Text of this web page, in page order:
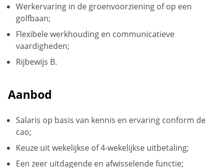
Werkervaring in de groenvoorziening of op een
golfbaan;
Flexibele werkhouding en communicatieve
vaardigheden;
Rijbewijs B.
Aanbod
Salaris op basis van kennis en ervaring conform de
cao;
Keuze uit wekelijkse of 4-wekelijkse uitbetaling;
Een zeer uitdagende en afwisselende functie;